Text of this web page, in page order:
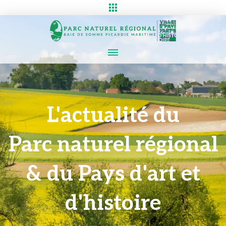
L'actualité du
Parc naturel régional
& du Pays d'art et
d'histoire